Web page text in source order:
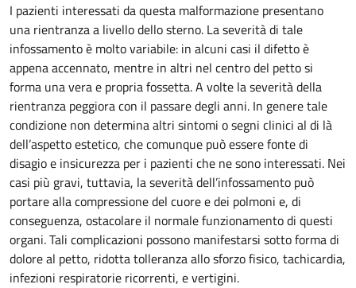
I pazienti interessati da questa malformazione presentano
una rientranza a livello dello sterno. La severità di tale
infossamento è molto variabile: in alcuni casi il difetto è
appena accennato, mentre in altri nel centro del petto si
forma una vera e propria fossetta. A volte la severità della
rientranza peggiora con il passare degli anni. In genere tale
condizione non determina altri sintomi o segni clinici al di là
dell’aspetto estetico, che comunque può essere fonte di
disagio e insicurezza per i pazienti che ne sono interessati. Nei
casi più gravi, tuttavia, la severità dell’infossamento può
portare alla compressione del cuore e dei polmoni e, di
conseguenza, ostacolare il normale funzionamento di questi
organi. Tali complicazioni possono manifestarsi sotto forma di
dolore al petto, ridotta tolleranza allo sforzo fisico, tachicardia,
infezioni respiratorie ricorrenti, e vertigini.